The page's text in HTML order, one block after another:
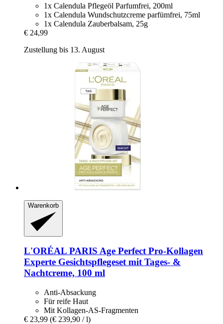
1x Calendula Pflegeöl Parfumfrei, 200ml
1x Calendula Wundschutzcreme parfümfrei, 75ml
1x Calendula Zauberbalsam, 25g
€ 24,99
Zustellung bis 13. August
Warenkorb
L'ORÉAL PARIS Age Perfect Pro-​Kollagen
Experte Gesichtspflegeset mit Tages-​ &
Nachtcreme, 100 ml
Anti-Absackung
Für reife Haut
Mit Kollagen-AS-Fragmenten
€ 23,99 (€ 239,90 / l)